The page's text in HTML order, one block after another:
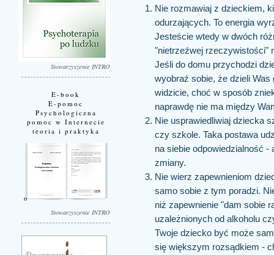
Stowarzyszenie INTRO
E-book
E-pomoc
Psychologiczna
pomoc w Internecie
teoria i praktyka
Stowarzyszenie INTRO
Nie rozmawiaj z dzieckiem,
odurzających. To energia
Jesteście wtedy w dwóch
"nietrzeźwej rzeczywistości"
Jeśli do domu przychodzi
wyobraź sobie, że dzieli
widzicie, choć w sposób
naprawdę nie ma między
Nie usprawiedliwiaj dziecka
czy szkole. Taka postawa
na siebie odpowiedzialność
zmiany.
Nie wierz zapewnieniom
samo sobie z tym poradzi.
niż zapewnienie "dam sobie
uzależnionych od alkoholu
Twoje dziecko być może
się większym rozsądkiem -